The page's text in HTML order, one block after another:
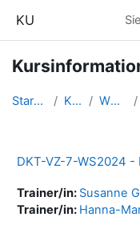
KU
Startseite Kurse WS2024
DKT-VZ-7-WS2024 -
Trainer/in: Susanne
Trainer/in: Hanna-